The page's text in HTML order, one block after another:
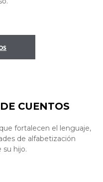
CUENTOS
fortalecen el lenguaje,
de alfabetización
su hijo.